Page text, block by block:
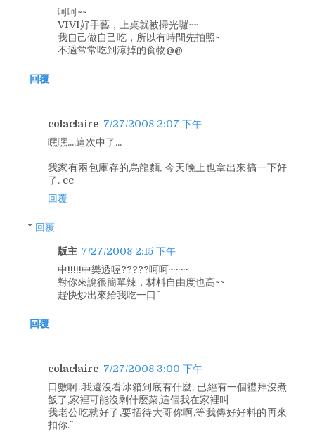
呵呵~~
VIVI好手藝，上桌就被掃光囉~~
我自己做自己吃，所以有時間先拍照~
不過常常吃到涼掉的食物@@
回覆
colaclaire 7/27/2008 2:07 下午
嘿嘿....這次中了...
我家有兩包庫存的烏龍麵, 今天晚上也拿出來搞一下好
了. cc
回覆
回覆
版主 7/27/2008 2:15 下午
中!!!!!中樂透喔?????呵呵~~~~
對你來說很簡單辣，材料自由度也高~~
趕快炒出來給我吃一口^^
回覆
colaclaire 7/27/2008 3:00 下午
口數啊..我還沒看冰箱到底有什麼, 已經有一個禮拜沒煮
飯了,家裡可能沒剩什麼菜,這個我在家裡叫
我老公吃就好了,要招待大哥你啊,等我傳好好料的再來
扣你.^^